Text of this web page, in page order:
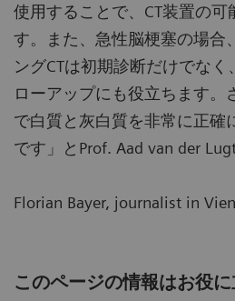
使用することで、CT装置の可
す。また、急性脳梗塞の場合
ングCTは初期診断だけでな
ローアップにも役立ちます。
で白質と灰白質を非常に正確
です」とProf. Aad van der
Florian Bayer, journalist in
このページの情報はお役